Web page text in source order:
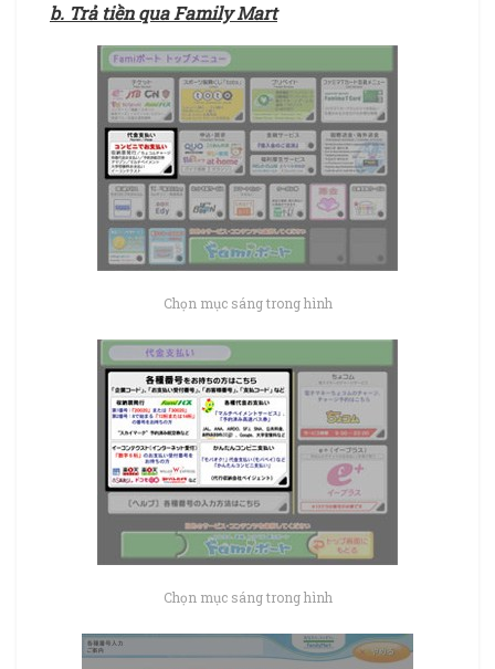
b. Trả tiền qua Family Mart
Chọn mục sáng trong hình
Chọn mục sáng trong hình